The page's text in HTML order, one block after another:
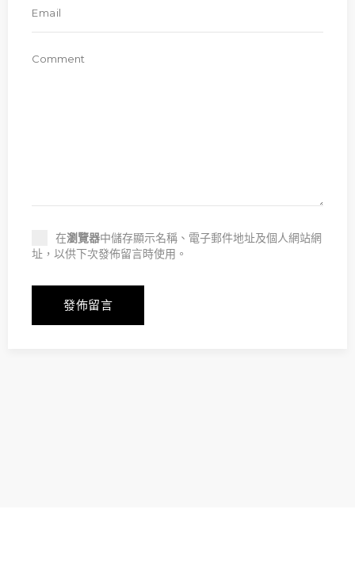
在瀏覽器中儲存顯示名稱、電子郵件地址及個人網站網
址，以供下次發佈留言時使用。